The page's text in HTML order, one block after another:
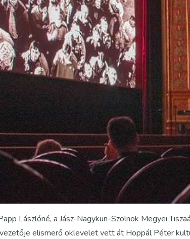
Lászlóné, a Jász-Nagykun-Szolnok Megyei
elismerő oklevelet vett át Hoppál Péter